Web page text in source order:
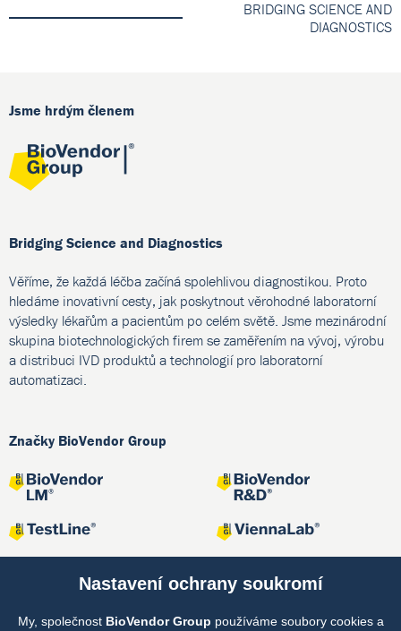
BRIDGING SCIENCE AND
DIAGNOSTICS
Jsme hrdým členem
Bridging Science and Diagnostics
Věříme, že každá léčba začíná spolehlivou diagnostikou. Proto
hledáme inovativní cesty, jak poskytnout věrohodné laboratorní
výsledky lékařům a pacientům po celém světě. Jsme mezinárodní
skupina biotechnologických firem se zaměřením na vývoj, výrobu
a distribuci IVD produktů a technologií pro laboratorní
automatizaci.
Značky BioVendor Group
Nastavení ochrany soukromí
My, společnost BioVendor Group používáme soubory cookies a